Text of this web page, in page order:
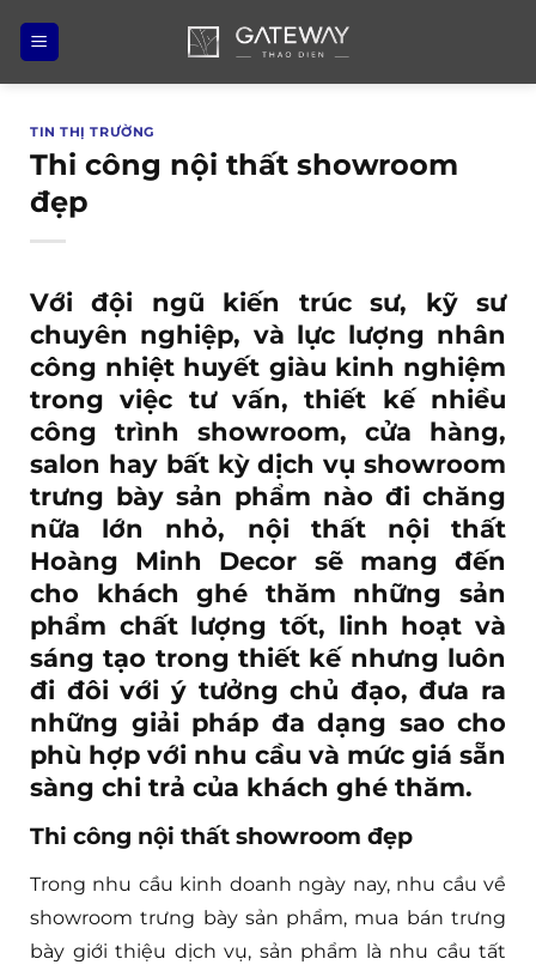
qua
nội
TIN THỊ TRƯỜNG
Thi công nội thất showroom
đẹp
Với đội ngũ kiến trúc sư, kỹ sư
chuyên nghiệp, và lực lượng nhân
công nhiệt huyết giàu kinh nghiệm
trong việc tư vấn, thiết kế nhiều
công trình showroom, cửa hàng,
salon hay bất kỳ dịch vụ showroom
trưng bày sản phẩm nào đi chăng
nữa lớn nhỏ, nội thất nội thất
Hoàng Minh Decor sẽ mang đến
cho khách ghé thăm những sản
phẩm chất lượng tốt, linh hoạt và
sáng tạo trong thiết kế nhưng luôn
đi đôi với ý tưởng chủ đạo, đưa ra
những giải pháp đa dạng sao cho
phù hợp với nhu cầu và mức giá sẵn
sàng chi trả của khách ghé thăm.
Thi công nội thất showroom đẹp
Trong nhu cầu kinh doanh ngày nay, nhu cầu về
showroom trưng bày sản phẩm, mua bán trưng
bày giới thiệu dịch vụ, sản phẩm là nhu cầu tất